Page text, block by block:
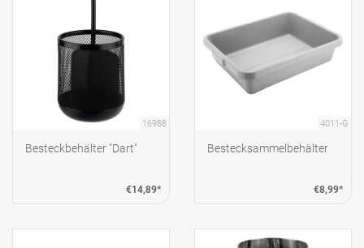
16988
Besteckbehälter "Dart"
€14,89*
4011-G
Bestecksammelbehälter
€8,99*